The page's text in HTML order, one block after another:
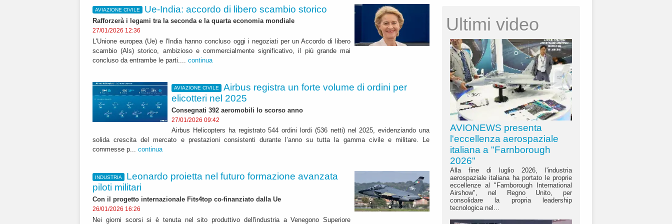
AVIAZIONE CIVILE Ue-India: accordo di libero scambio storico
Rafforzerà i legami tra la seconda e la quarta economia mondiale
27/01/2026 12:36
L'Unione europea (Ue) e l'India hanno concluso oggi i negoziati per un Accordo di libero
scambio (Als) storico, ambizioso e commercialmente significativo, il più grande mai
concluso da entrambe le parti.... continua
AVIAZIONE CIVILE
Airbus registra un forte volume di ordini per
elicotteri nel 2025
Consegnati 392 aeromobili lo scorso anno
27/01/2026 09:42
Airbus Helicopters ha registrato 544 ordini lordi (536 netti) nel 2025, evidenziando una
solida crescita del mercato e prestazioni consistenti durante l’anno su tutta la gamma civile e militare. Le
commesse p... continua
INDUSTRIA
Leonardo proietta nel futuro formazione avanzata
piloti militari
Con il progetto internazionale Fits4top co-finanziato dalla Ue
26/01/2026 16:26
Nei giorni scorsi si è tenuta nel sito produttivo dell'industria a Venegono Superiore
Ultimi video
AVIONEWS presenta
l'eccellenza aerospaziale
italiana a "Farnborough
2026"
Alla fine di luglio 2026, l'industria
aerospaziale italiana ha portato le proprie
eccellenze al "Farnborough International
Airshow", nel Regno Unito, per
consolidare la propria leadership
tecnologica nel...